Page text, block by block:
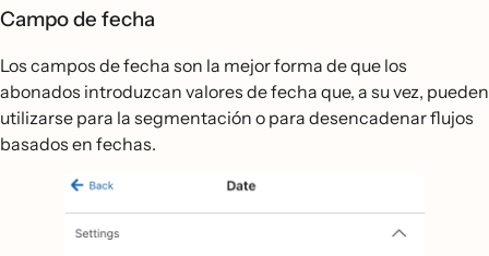
Campo de fecha
Los campos de fecha son la mejor forma de que los
abonados introduzcan valores de fecha que, a su vez, pueden
utilizarse para la segmentación o para desencadenar flujos
basados en fechas.